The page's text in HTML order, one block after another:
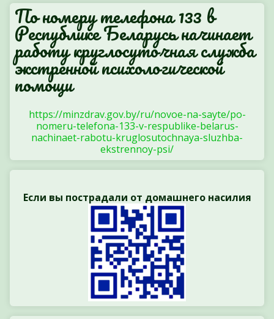
По номеру телефона 133 в
Республике Беларусь начинает
работу круглосуточная служба
экстренной психологической
помощи
https://minzdrav.gov.by/ru/novoe-na-sayte/po-
nomeru-telefona-133-v-respublike-belarus-
nachinaet-rabotu-kruglosutochnaya-sluzhba-
ekstrennoy-psi/
Если вы пострадали от домашнего насилия